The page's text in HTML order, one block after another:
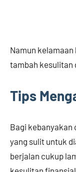
Namun
tambah kesulitan
Tips
Bagi kebanyakan
yang sulit untuk
berjalan cukup